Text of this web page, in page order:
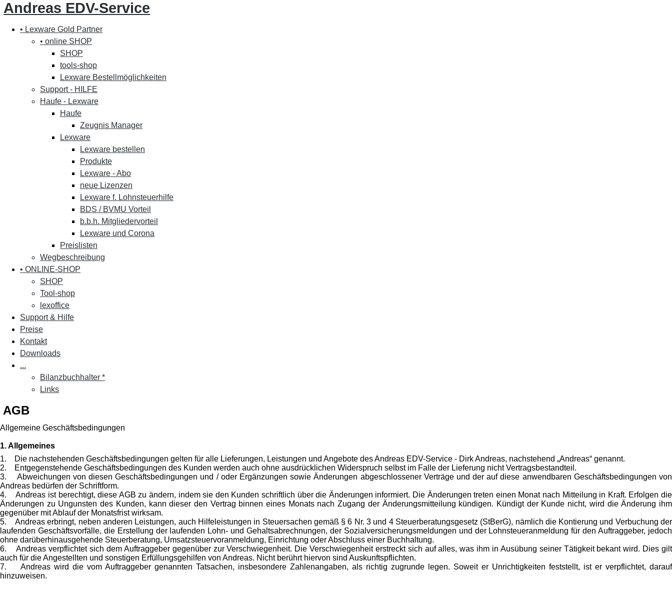
Andreas EDV-Service
• Lexware Gold Partner
• online SHOP
SHOP
tools-shop
Lexware Bestellmöglichkeiten
Support - HILFE
Haufe - Lexware
Haufe
Zeugnis Manager
Lexware
Lexware bestellen
Produkte
Lexware - Abo
neue Lizenzen
Lexware f. Lohnsteuerhilfe
BDS / BVMU Vorteil
b.b.h. Mitgliedervorteil
Lexware und Corona
Preislisten
Wegbeschreibung
• ONLINE-SHOP
SHOP
Tool-shop
lexoffice
Support & Hilfe
Preise
Kontakt
Downloads
...
Bilanzbuchhalter *
Links
AGB
Allgemeine Geschäftsbedingungen
1. Allgemeines
1. Die nachstehenden Geschäftsbedingungen gelten für alle Lieferungen, Leistungen und Angebote des Andreas EDV-Service - Dirk Andreas, nachstehend „Andreas“ genannt.
2. Entgegenstehende Geschäftsbedingungen des Kunden werden auch ohne ausdrücklichen Widerspruch selbst im Falle der Lieferung nicht Vertragsbestandteil.
3. Abweichungen von diesen Geschäftsbedingungen und / oder Ergänzungen sowie Änderungen abgeschlossener Verträge und der auf diese anwendbaren Geschäftsbedingungen von
Andreas bedürfen der Schriftform.
4. Andreas ist berechtigt, diese AGB zu ändern, indem sie den Kunden schriftlich über die Änderungen informiert. Die Änderungen treten einen Monat nach Mitteilung in Kraft. Erfolgen die
Änderungen zu Ungunsten des Kunden, kann dieser den Vertrag binnen eines Monats nach Zugang der Änderungsmitteilung kündigen. Kündigt der Kunde nicht, wird die Änderung ihm
gegenüber mit Ablauf der Monatsfrist wirksam.
5. Andreas erbringt, neben anderen Leistungen, auch Hilfeleistungen in Steuersachen gemäß § 6 Nr. 3 und 4 Steuerberatungsgesetz (StBerG), nämlich die Kontierung und Verbuchung der
laufenden Geschäftsvorfälle, die Erstellung der laufenden Lohn- und Gehaltsabrechnungen, der Sozialversicherungsmeldungen und der Lohnsteueranmeldung für den Auftraggeber, jedoch
ohne darüberhinausgehende Steuerberatung, Umsatzsteuervoranmeldung, Einrichtung oder Abschluss einer Buchhaltung.
6. Andreas verpflichtet sich dem Auftraggeber gegenüber zur Verschwiegenheit. Die Verschwiegenheit erstreckt sich auf alles, was ihm in Ausübung seiner Tätigkeit bekant wird. Dies gilt
auch für die Angestellten und sonstigen Erfüllungsgehilfen von Andreas. Nicht berührt hiervon sind Auskunftspflichten.
7. Andreas wird die vom Auftraggeber genannten Tatsachen, insbesondere Zahlenangaben, als richtig zugrunde legen. Soweit er Unrichtigkeiten feststellt, ist er verpflichtet, darauf
hinzuweisen.